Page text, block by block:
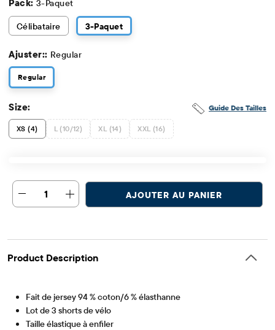
Pack: 3-Paquet
Célibataire 3-Paquet
Ajuster:: Regular
Regular
Guide Des Tailles
Size:
XS (4) L (10/12) XL (14) XXL (16)
1 AJOUTER AU PANIER
Product Description
Fait de jersey 94 % coton/6 % élasthanne
Lot de 3 shorts de vélo
Taille élastique à enfiler